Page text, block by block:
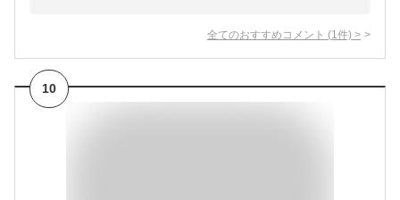
全てのおすすめコメント (1 件) >
10